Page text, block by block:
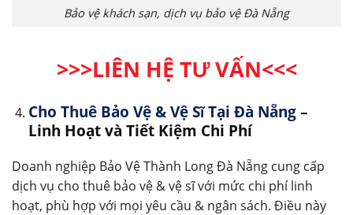
Bảo vệ khách sạn, dịch vụ bảo vệ Đà Nẵng
>>>LIÊN HỆ TƯ VẤN<<<
Cho Thuê Bảo Vệ & Vệ Sĩ Tại Đà Nẵng–
Linh Hoạt và Tiết Kiệm Chi Phí
Doanh nghiệp Bảo Vệ Thành Long Đà Nẵng cung cấp
dịch vụ cho thuê bảo vệ & vệ sĩ với mức chi phí linh
hoạt, phù hợp với mọi yêu cầu & ngân sách. Điều này